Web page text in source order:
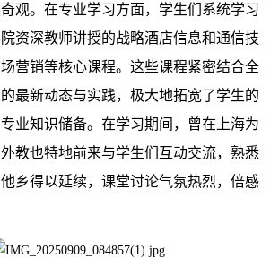
观。在专业学习方面，学生们系统学习
资深教师讲授的战略酒店信息和通信技
营销等核心课程。这些课程紧密结合全
最新动态与实践，极大地拓宽了学生的
业知识储备。在学习期间，曾在上海为
教也特地前来与学生们互动交流，熟悉
乡得以延续，课堂讨论气氛热烈，倍感